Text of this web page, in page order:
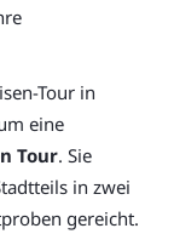
Tour in
eine
Tour. Sie
in zwei
gereicht.